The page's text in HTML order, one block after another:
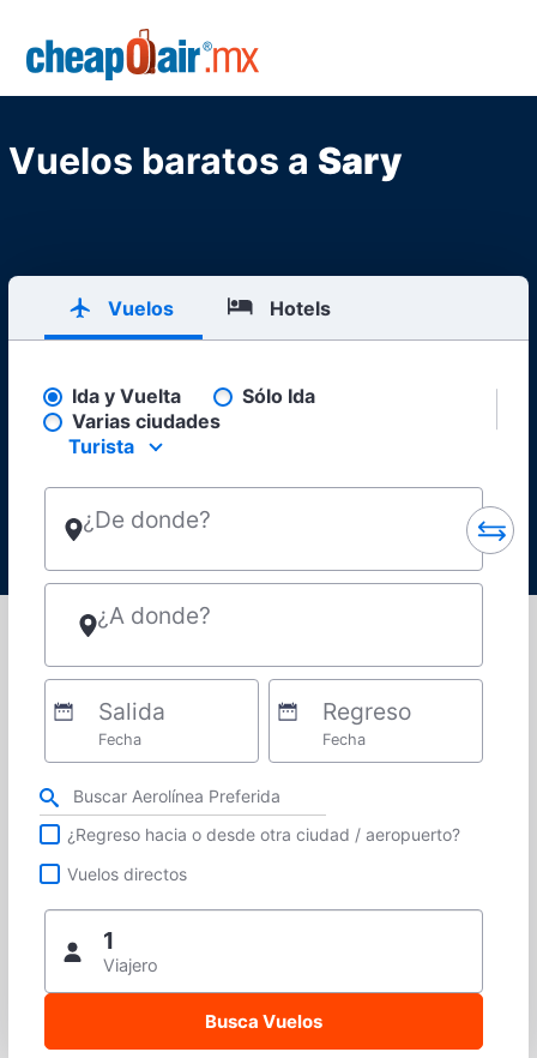
Skip to main content
Vuelos baratos a Sary
Vuelos Hotels
Pick your flight type
Ida y Vuelta
Sólo Ida
Varias ciudades
Select your preferred seating class.
Turista
¿De donde?
¿A donde?
Salida
Fecha
Regreso
Fecha
Refina tu búsqueda por aerolínea, ciudad o aeropuerto o vuelos directos
¿Regreso hacia o desde otra ciudad / aeropuerto?
Vuelos directos
1
Viajero